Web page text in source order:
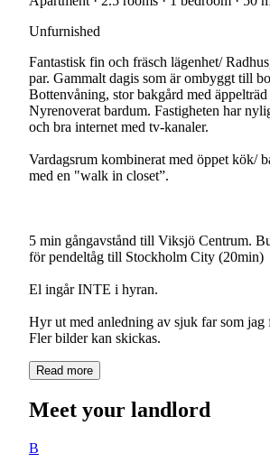
Unfurnished
Fantastisk fin och fräsch lägenhet/
par. Gammalt dagis som är ombyggt till
Bottenvåning, stor bakgård med äppelträd
Nyrenoverat bardum. Fastigheten har
och bra internet med tv-kanaler.
Vardagsrum kombinerat med öppet kök/
med en "walk in closet”.
5 min gångavstånd till Viksjö Centrum.
för pendeltåg till Stockholm City (20min)
El ingår INTE i hyran.
Hyr ut med anledning av sjuk far som
Read more
Meet your landlord
B